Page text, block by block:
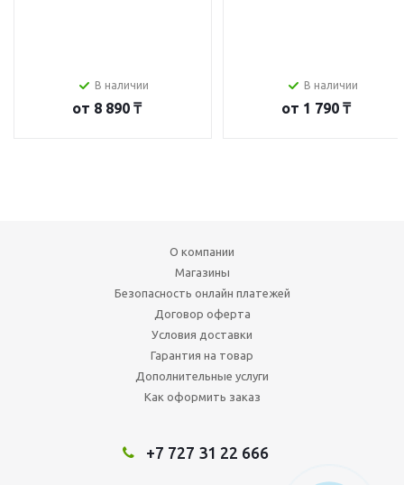
В наличии
от 8 890 ₸
В наличии
от 1 790 ₸
О компании
Магазины
Безопасность онлайн платежей
Договор оферта
Условия доставки
Гарантия на товар
Дополнительные услуги
Как оформить заказ
+7 727 31 22 666